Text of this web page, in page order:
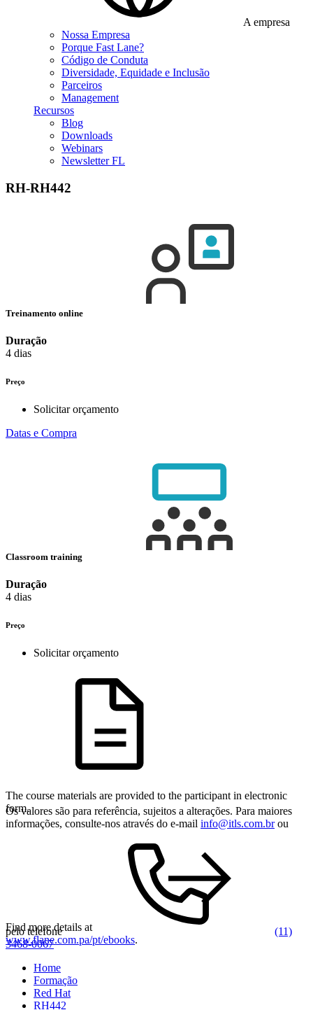
A empresa
Nossa Empresa
Porque Fast Lane?
Código de Conduta
Diversidade, Equidade e Inclusão
Parceiros
Management
Recursos
Blog
Downloads
Webinars
Newsletter FL
RH-RH442
Treinamento online
Duração
4 dias
Preço
Solicitar orçamento
Datas e Compra
Classroom training
Duração
4 dias
Preço
Solicitar orçamento
The course materials are provided to the participant in electronic
form.
Find more details at
www.flane.com.pa/pt/ebooks.
Os valores são para referência, sujeitos a alterações. Para maiores
informações, consulte-nos através do e-mail info@itls.com.brou
pelo telefone
(11)
3468-0067
Home
Formação
Red Hat
RH442